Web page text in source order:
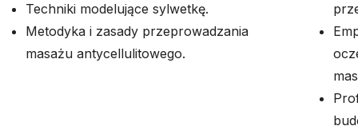
Techniki modelujące sylwetkę.
Metodyka i zasady przeprowadzania
masażu antycellulitowego.